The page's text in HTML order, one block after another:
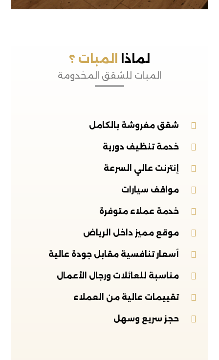
لماذا المبات ؟
المبات للشقق المخدومة
شقق مفروشة بالكامل
خدمة تنظيف دورية
إنترنت عالي السرعة
مواقف سيارات
خدمة عملاء متوفرة
موقع مميز داخل الرياض
أسعار تنافسية مقابل جودة عالية
مناسبة للعائلات ورجال الأعمال
تقييمات عالية من العملاء
حجز سريع وسهل